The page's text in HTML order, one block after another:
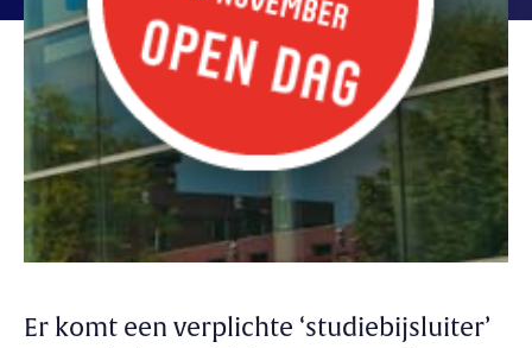
Er komt een verplichte ‘studiebijsluiter’